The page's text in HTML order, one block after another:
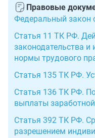
Правовые
Федеральный закон
Статья 11 ТК РФ.
законодательства
нормы трудового
Статья 135 ТК РФ.
Статья 136 ТК РФ.
выплаты
Статья 392 ТК РФ.
разрешением